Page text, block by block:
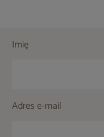
Imię
Adres e-mail